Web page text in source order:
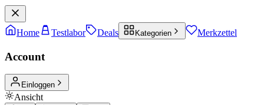
Home Testlabor Deals Kategorien Merkzettel
Account
Einloggen
Ansicht